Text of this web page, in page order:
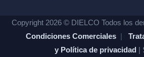
Copyright 2026 © DIELCO Todos los
Condiciones Comerciales |
y Política de privacidad |